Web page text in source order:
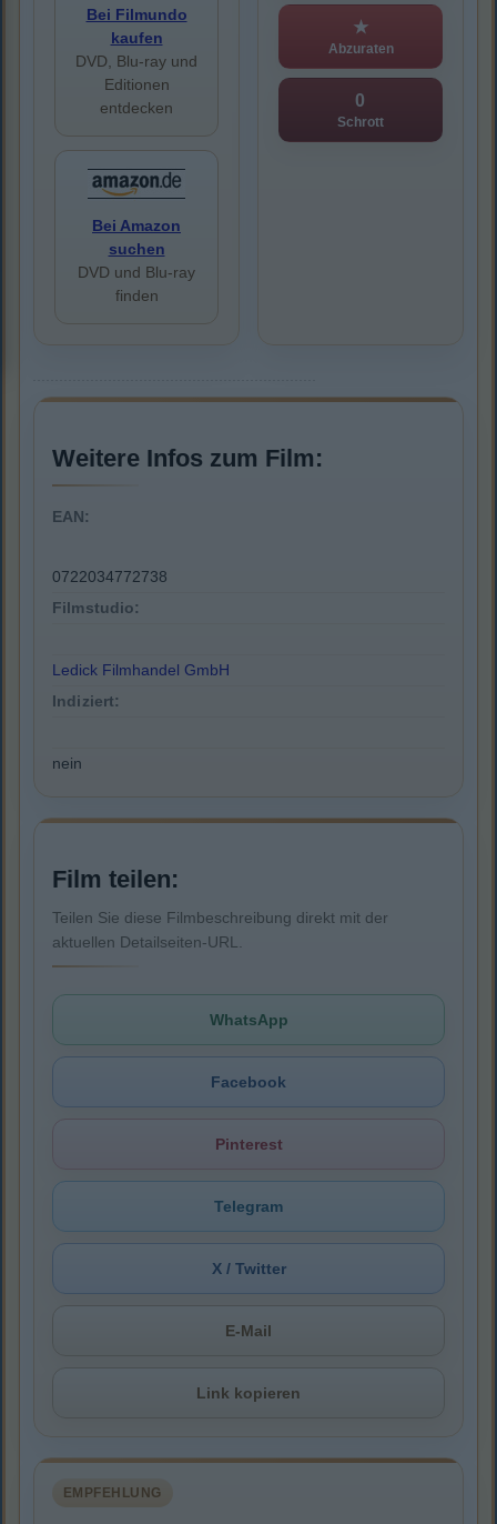
Bei Filmundo
kaufen
DVD, Blu-ray und
Editionen
entdecken
Bei Amazon
suchen
DVD und Blu-ray
finden
★
Abzuraten
0
Schrott
Weitere Infos zum Film:
EAN:
0722034772738
Filmstudio:
Ledick Filmhandel GmbH
Indiziert:
nein
Film teilen:
Teilen Sie diese Filmbeschreibung direkt mit der
aktuellen Detailseiten-URL.
WhatsApp
Facebook
Pinterest
Telegram
X / Twitter
E-Mail
Link kopieren
EMPFEHLUNG